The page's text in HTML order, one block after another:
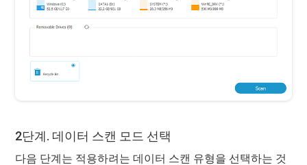
2단계. 데이터 스캔 모드 선택
다음 단계는 적용하려는 데이터 스캔 유형을 선택하는 것